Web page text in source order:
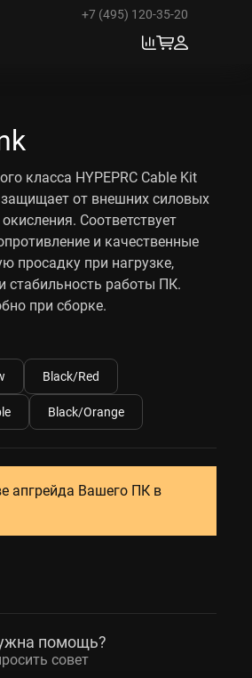
+7 (495) 120-35-20
класса HYPEPRC Cable Kit
от внешних силовых
Соответствует
и качественные
просадку при нагрузке,
стабильность работы ПК.
при сборке.
Black/Red
Black/Orange
апгрейда Вашего ПК в
помощь?
совет